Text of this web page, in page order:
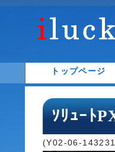
トップページ
ｿﾘｭｰﾄ
(Y02-06-